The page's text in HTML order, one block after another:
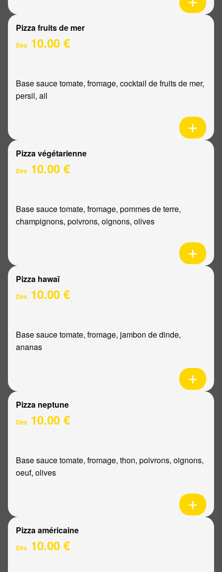
Pizza fruits de mer
Dès 10.00 €
Base sauce tomate, fromage, cocktail de fruits de mer,
persil, ail
Pizza végétarienne
Dès 10.00 €
Base sauce tomate, fromage, pommes de terre,
champignons, poivrons, oignons, olives
Pizza hawaï
Dès 10.00 €
Base sauce tomate, fromage, jambon de dinde,
ananas
Pizza neptune
Dès 10.00 €
Base sauce tomate, fromage, thon, poivrons, oignons,
oeuf, olives
Pizza américaine
Dès 10.00 €